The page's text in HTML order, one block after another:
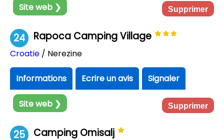
Site web ❯ Supprimer
24 Rapoca Camping Village
Croatie / Nerezine
Informations Ecrire un avis Signaler
Site web ❯ Supprimer
25 Camping Omisalj